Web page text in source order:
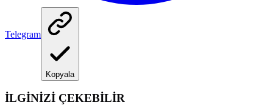
Telegram
Kopyala
İLGİNİZİ ÇEKEBİLİR